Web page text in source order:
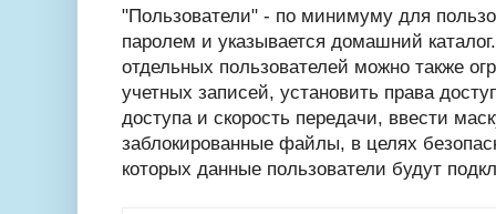
"Пользователи" - по минимуму для
паролем и указывается домашний
отдельных пользователей можно также
учетных записей, установить права
доступа и скорость передачи, ввести
заблокированные файлы, в целях
которых данные пользователи будут